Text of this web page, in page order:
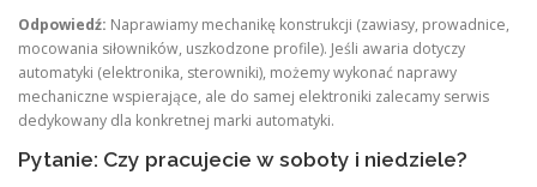
Odpowiedź: Naprawiamy mechanikę konstrukcji (zawiasy, prowadnice,
mocowania siłowników, uszkodzone profile). Jeśli awaria dotyczy
automatyki (elektronika, sterowniki), możemy wykonać naprawy
mechaniczne wspierające, ale do samej elektroniki zalecamy serwis
dedykowany dla konkretnej marki automatyki.
Pytanie: Czy pracujecie w soboty i niedziele?